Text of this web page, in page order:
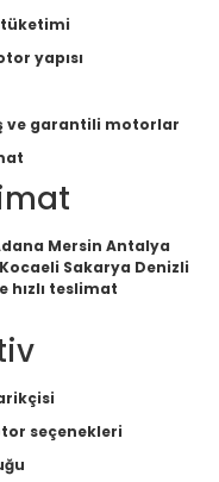
tüketimi
yapısı
ve garantili motorlar
Mersin Antalya
Sakarya Denizli
hızlı teslimat
seçenekleri